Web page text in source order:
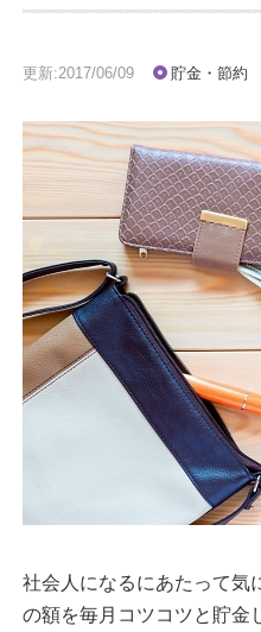
更新:2017/06/09 貯金・節約
社会人になるにあたって気
の額を毎月コツコツと貯金